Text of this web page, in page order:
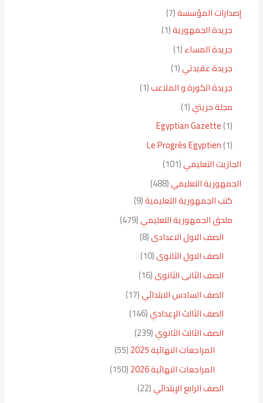
إصدارات المؤسسة 7
جريدة الجمهورية 1
جريدة المساء 1
جريدة عقيدتي 1
جريدة الكورة و الملاعب 1
مجلة حريتي 1
Egyptian Gazette 1
Le Progrès Egyptien 1
الجازيت التعليمي 101
الجمهورية التعليمي 488
كتب الجمهورية التعليمية 9
ملحق الجمهورية التعليمي 479
الصف الاول الاعدادى 8
الصف الاول الثانوى 10
الصف الثانى الثانوى 16
الصف السادس الابتدائي 17
الصف الثالث الإعدادي 146
الصف الثالث الثانوي 239
المراجعات النهائية 2025
55
المراجعات النهائية 2026
150
الصف الرابع الإبتدائي 22